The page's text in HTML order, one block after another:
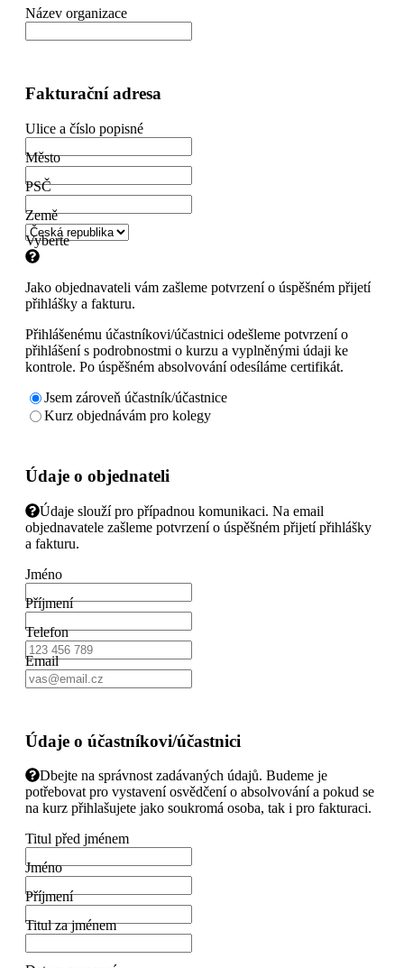
Název organizace
Fakturační adresa
Ulice a číslo popisné
Město
PSČ
Země
Vyberte
Jako objednavateli vám zašleme potvrzení o úspěšném přijetí
přihlášky a fakturu.
Přihlášenému účastníkovi/účastnici odešleme potvrzení o
přihlášení s podrobnostmi o kurzu a vyplněnými údaji ke
kontrole. Po úspěšném absolvování odesíláme certifikát.
Jsem zároveň účastník/účastnice
Kurz objednávám pro kolegy
Údaje o objednateli
Údaje slouží pro případnou komunikaci. Na email
objednavatele zašleme potvrzení o úspěšném přijetí přihlášky
a fakturu.
Jméno
Příjmení
Telefon
Email
Údaje o účastníkovi/účastnici
Dbejte na správnost zadávaných údajů. Budeme je
potřebovat pro vystavení osvědčení o absolvování a pokud se
na kurz přihlašujete jako soukromá osoba, tak i pro fakturaci.
Titul před jménem
Jméno
Příjmení
Titul za jménem